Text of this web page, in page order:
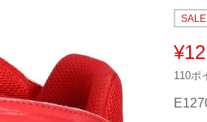
SALE
110ポ